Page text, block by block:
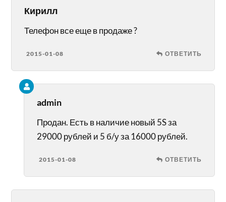
Кирилл
Телефон все еще в продаже ?
2015-01-08 ОТВЕТИТЬ
admin
Продан. Есть в наличие новый 5S за
29000 рублей и 5 б/у за 16000 рублей.
2015-01-08 ОТВЕТИТЬ